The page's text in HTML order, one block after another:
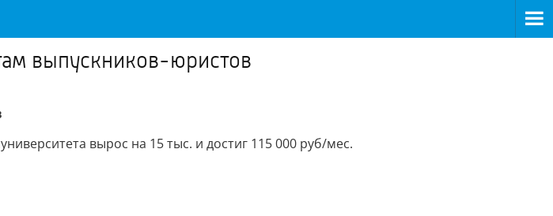
выпускников-юристов
вырос на 15 тыс. и достиг 115 000 руб/мес.